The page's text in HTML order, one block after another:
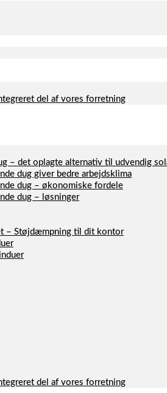
del af vores forretning
– det oplagte alternativ til udvendig
dug giver bedre arbejdsklima
dug – økonomiske fordele
dug – løsninger
– Støjdæmpning til dit kontor
del af vores forretning